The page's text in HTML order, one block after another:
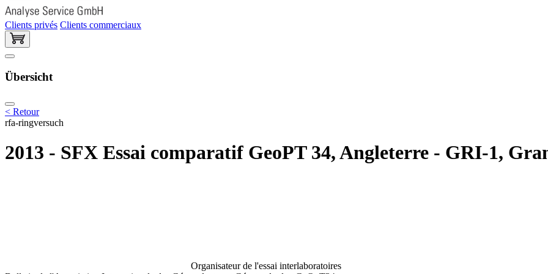
Clients privés Clients commerciaux
Übersicht
< Retour
rfa-ringversuch
2013 - SFX Essai comparatif GeoPT 34, Angleterre - GRI-1,
Organisateur de l'essai interlaboratoires